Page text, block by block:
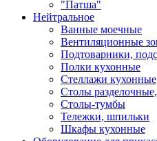
"Патша"
Нейтральное
Ванные моечные
Вентиляционные
Подтоварники,
Полки кухонные
Стеллажи кухонные
Столы
Столы-тумбы
Тележки, шпильки
Шкафы кухонные